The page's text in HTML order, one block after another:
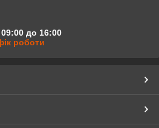
до 16:00
роботи